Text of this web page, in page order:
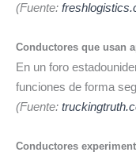
(Fuente:
Conductores que usan
En un foro
funciones de forma
(Fuente:
Conductores